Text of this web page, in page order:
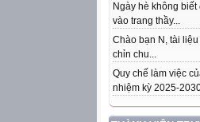
Ngày hè không
vào trang thầy...
Chào bạn N, tài
chỉn chu...
Quy chế làm việc
nhiệm kỳ 2025-